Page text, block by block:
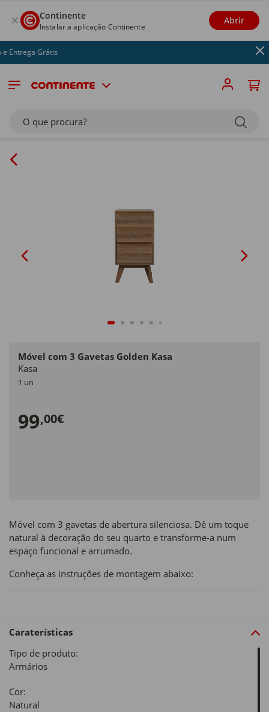
Continente
Instalar a aplicação Continente
Abrir
Grátis
O que procura?
Móvel com 3 Gavetas Golden Kasa
Kasa
1 un
99,00€
Móvel com 3 gavetas de abertura silenciosa. Dê um toque
natural à decoração do seu quarto e transforme-a num
espaço funcional e arrumado.
Conheça as instruções de montagem abaixo:
Caraterísticas
Tipo de produto:
Armários
Cor:
Natural